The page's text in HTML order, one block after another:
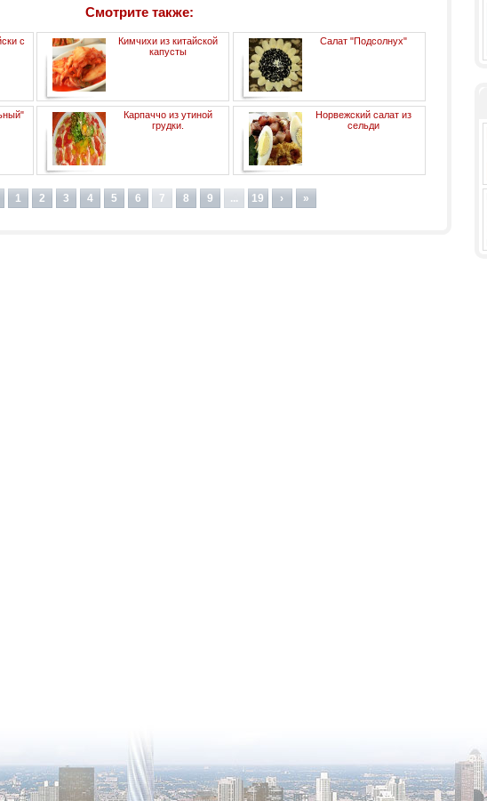
Смотрите также:
с
Кимчихи из китайской
капусты
Салат "Подсолнух"
Карпаччо из утиной
грудки.
Норвежский салат из
сельди
1 2 3 4 5 6 7 8 9 ... 19 › »